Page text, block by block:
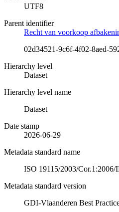
UTF8
Parent identifier
Recht van voorkoop
02d34521-9c6f-4f02-8aed-
Hierarchy level
Dataset
Hierarchy level name
Dataset
Date stamp
2026-06-29
Metadata standard name
ISO 19115/2003/
Metadata standard version
GDI-Vlaanderen Best